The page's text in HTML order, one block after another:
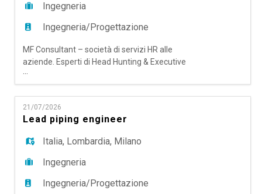
lavoro
il
CV
Login
Lingua
EN
FR
IT
Ingegneria
Ingegneria/Progettazione
MF Consultant – società di servizi HR alle
aziende. Esperti di Head Hunting & Executive
Search; Talent Acquisition Outsourching e RPO,
Temporary Manager e Coaching & Mentoring,
ricerca per un'importante realtà operante in
ambito EPC a livello internazionale, punto di
riferimento nel settore Oil & Gas, un/una Lead
21/07/2026
Lead piping engineer
Italia, Lombardia, Milano
Ingegneria
Ingegneria/Progettazione